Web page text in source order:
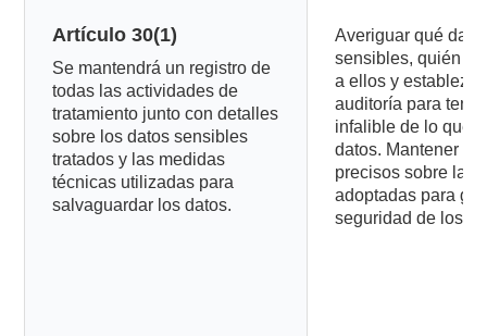
Artículo 30(1)
Se mantendrá un registro de
todas las actividades de
tratamiento junto con detalles
sobre los datos sensibles
tratados y las medidas
técnicas utilizadas para
salvaguardar los datos.
Averiguar qué
sensibles, quién
a ellos y
auditoría para
infalible de lo que
datos. Mantener
precisos sobre las
adoptadas para
seguridad de los